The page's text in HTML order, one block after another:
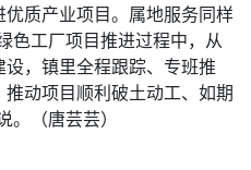
质产业项目。属地服务同样
色工厂项目推进过程中，从
，镇里全程跟踪、专班推
动项目顺利破土动工、如期
。（唐芸芸）